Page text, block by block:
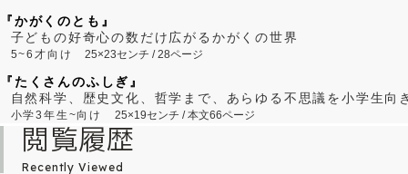
『かがくのとも』
子どもの好奇心の数だけ広がるかがくの世界
5~6才向け25×23センチ / 28ページ
『たくさんのふしぎ』
自然科学、歴史文化、哲学まで、あらゆる不思議を小学生向
小学3年生~向け 25×19センチ / 本文66ページ
閲覧履歴
Recently Viewed